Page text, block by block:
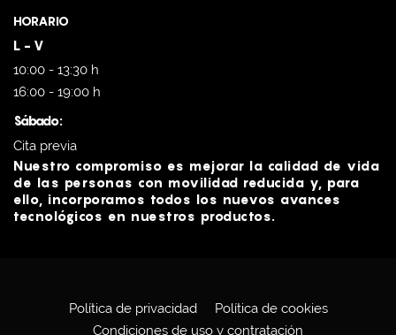
HORARIO
L - V
10:00 - 13:30 h
16:00 - 19:00 h
Sábado:
Cita previa
Nuestro compromiso es mejorar la calidad de vida
de las personas con movilidad reducida y, para
ello, incorporamos todos los nuevos avances
tecnológicos en nuestros productos.
Política de privacidad
Política de cookies
Condiciones de uso y contratación